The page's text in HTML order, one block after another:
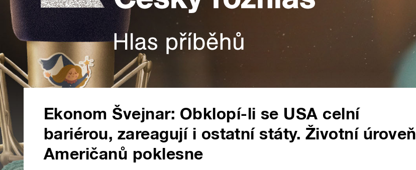
Ekonom Švejnar: Obklopí-li se USA celní
bariérou, zareagují i ostatní státy. Životní úroveň
Američanů poklesne